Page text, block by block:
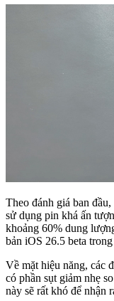
Theo đánh giá ban
sử dụng pin khá ấn
khoảng 60% dung
bản iOS 26.5 beta
Về mặt hiệu năng, các
có phần sụt giảm nhẹ
này sẽ rất khó để nhận